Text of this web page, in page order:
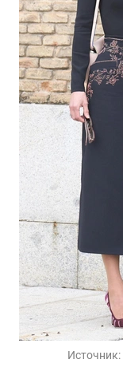
Источник: